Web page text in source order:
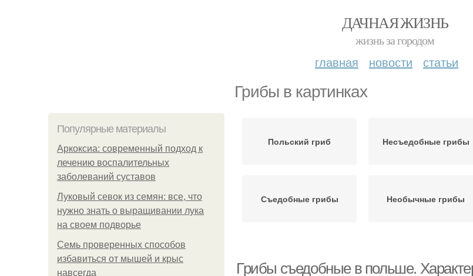
ДАЧНАЯ ЖИЗНЬ
жизнь за городом
главная новости статьи
Грибы в картинках
Популярные материалы
Аркоксиа: современный подход к
лечению воспалительных
заболеваний суставов
Луковый севок из семян: все, что
нужно знать о выращивании лука
на своем подворье
Семь проверенных способов
избавиться от мышей и крыс
навсегда
Польский гриб Несъедобные грибы
Съедобные грибы Необычные грибы
Грибы съедобные в польше.